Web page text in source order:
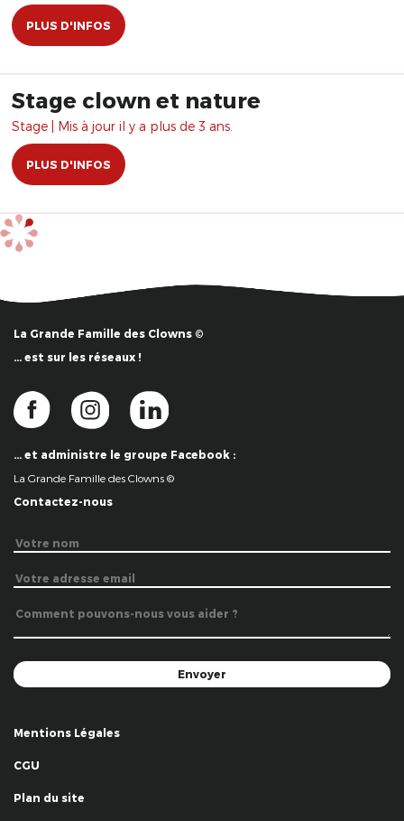
PLUS D'INFOS
Stage clown et nature
Stage | Mis à jour il y a plus de 3 ans.
PLUS D'INFOS
La Grande Famille des Clowns ©
… est sur les réseaux !
… et administre le groupe Facebook :
La Grande Famille des Clowns ©
Contactez-nous
Mentions Légales
CGU
Plan du site